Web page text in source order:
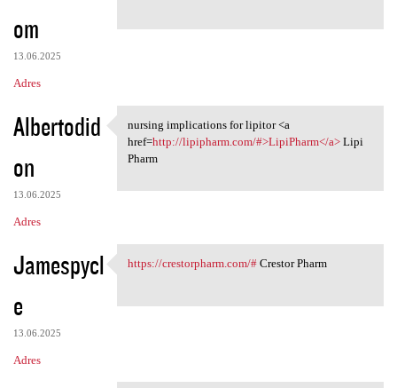
om
13.06.2025
Adres
Albertodid
on
13.06.2025
Adres
nursing implications for
nursing implications for lipitor <a
href=http://lipipharm.com/#>LipiPharm</a>Lipi
Pharm
Jamespycl
e
13.06.2025
Adres
https://crestorpharm.com/#
https://crestorpharm.com/#Crestor Pharm